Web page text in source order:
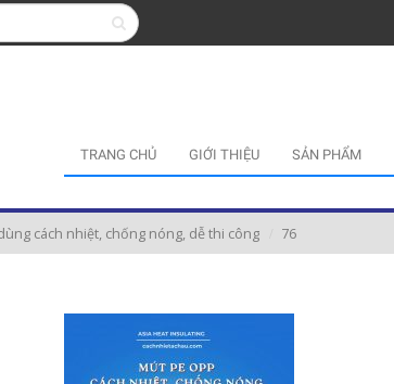
TRANG CHỦ GIỚI THIỆU SẢN PHẨM
cách nhiệt, chống nóng, dễ thi công 76